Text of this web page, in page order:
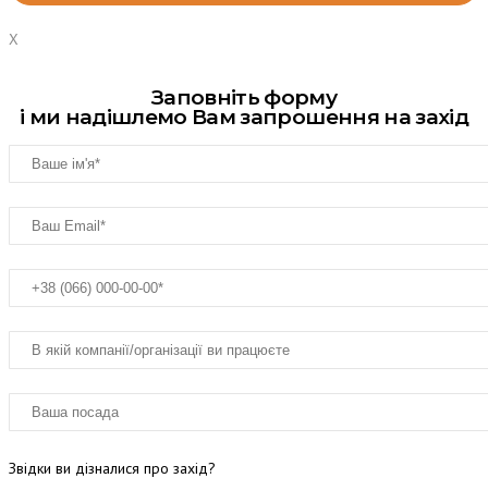
X
Заповніть форму
і ми надішлемо Вам запрошення на захід
Звідки ви дізналися про захід?